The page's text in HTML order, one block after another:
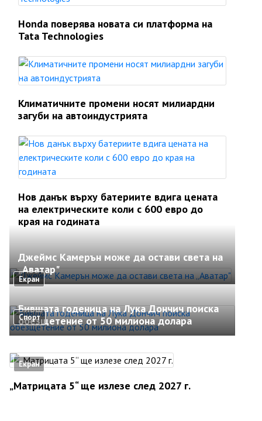
Honda поверява новата си платформа на
Tata Technologies
Климатичните промени носят милиардни
загуби на автоиндустрията
Нов данък върху батериите вдига цената
на електрическите коли с 600 евро до
края на годината
Екран
Джеймс Камерън може да остави света на
„Аватар"
Спорт
Бившата годеница на Лука Дончич поиска
обезщетение от 50 милиона долара
Екран
„Матрицата 5“ ще излезе след 2027 г.